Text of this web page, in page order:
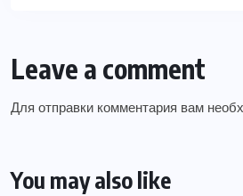
Leave a comment
Для отправки комментария вам
You may also like